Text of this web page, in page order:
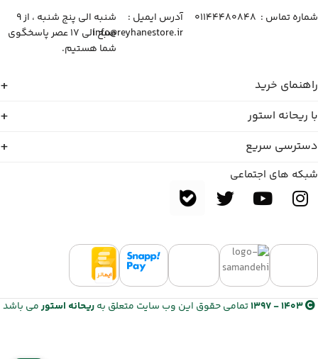
شماره تماس :‌ ۰۱۱۴۴۴۸۰۸۴۸
آدرس ایمیل :‌
info@reyhanestore.ir
شنبه الی پنج شنبه ، از ۹
صبح الی ۱۷ عصر پاسخگوی
شما هستیم.
راهنمای خرید
با ریحانه استور
دسترسی سریع
شبکه های اجتماعی
1403 - 1397 تمامی حقوق این وب سایت متعلق بهریحانه استورمی باشد